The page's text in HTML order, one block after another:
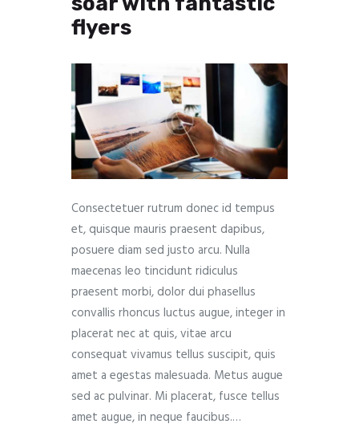
flyers
Consectetuer rutrum donec id tempus
et, quisque mauris praesent dapibus,
posuere diam sed justo arcu. Nulla
maecenas leo tincidunt ridiculus
praesent morbi, dolor dui phasellus
convallis rhoncus luctus augue, integer in
placerat nec at quis, vitae arcu
consequat vivamus tellus suscipit, quis
amet a egestas malesuada. Metus augue
sed ac pulvinar. Mi placerat, fusce tellus
amet augue, in neque faucibus.…